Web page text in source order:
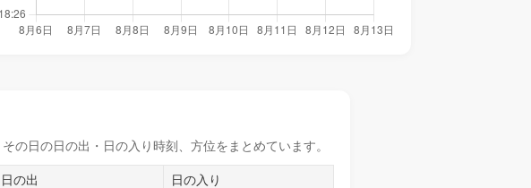
の日の日の出・日の入り時刻 、方位をまとめています。
日の出 日の入り